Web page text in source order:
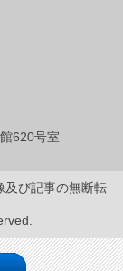
620号室
及び記事の無断転